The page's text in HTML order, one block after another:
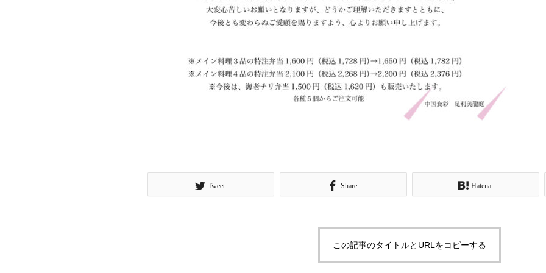
Tweet Share Hatena
この記事のタイトルとURLをコピーする